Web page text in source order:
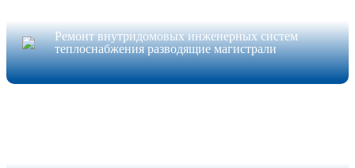
Ремонт внутридомовых инженерных систем
теплоснабжения разводящие магистрали